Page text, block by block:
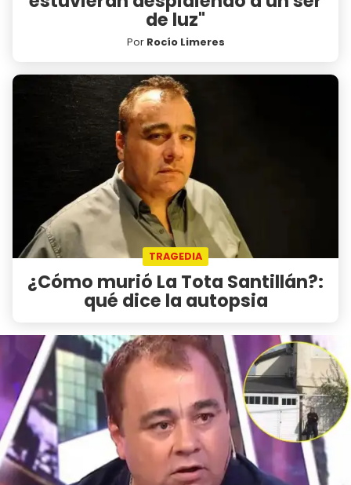
de luz"
Por Rocío Limeres
TRAGEDIA
¿Cómo murió La Tota Santillán?:
qué dice la autopsia